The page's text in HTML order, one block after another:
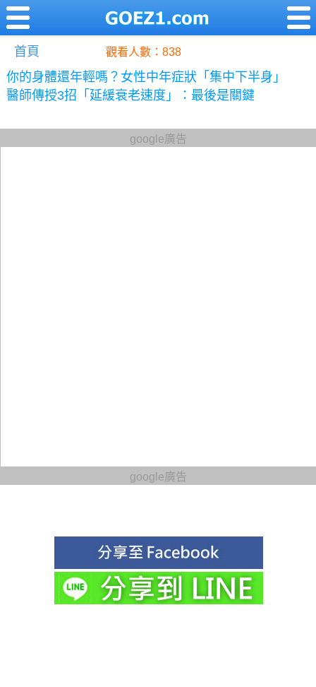
首頁 觀看人數：838
你的身體還年輕嗎？女性中年症狀「集中下半身」
醫師傳授3招「延緩衰老速度」：最後是關鍵
google廣告
google廣告